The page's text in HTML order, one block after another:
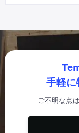
手軽に
ご不明な点